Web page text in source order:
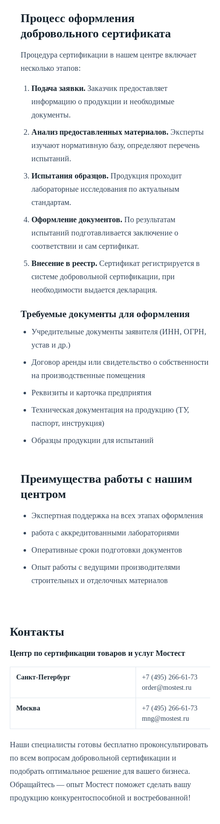
Процесс оформления
добровольного сертификата
Процедура сертификации в нашем центре включает
несколько этапов:
Подача заявки. Заказчик предоставляет
информацию о продукции и необходимые
документы.
Анализ предоставленных материалов. Эксперты
изучают нормативную базу, определяют перечень
испытаний.
Испытания образцов. Продукция проходит
лабораторные исследования по актуальным
стандартам.
Оформление документов. По результатам
испытаний подготавливается заключение о
соответствии и сам сертификат.
Внесение в реестр. Сертификат регистрируется в
системе добровольной сертификации, при
необходимости выдается декларация.
Требуемые документы для оформления
Учредительные документы заявителя (ИНН, ОГРН,
устав и др.)
Договор аренды или свидетельство о собственности
на производственные помещения
Реквизиты и карточка предприятия
Техническая документация на продукцию (ТУ,
паспорт, инструкция)
Образцы продукции для испытаний
Преимущества работы с нашим
центром
Экспертная поддержка на всех этапах оформления
работа с аккредитованными лабораториями
Оперативные сроки подготовки документов
Опыт работы с ведущими производителями
строительных и отделочных материалов
Контакты
Центр по сертификации товаров и услуг Мостест
Санкт-Петербург
+7 (495) 266-61-73
order@mostest.ru
Москва
+7 (495) 266-61-73
mng@mostest.ru
Наши специалисты готовы бесплатно проконсультировать
по всем вопросам добровольной сертификации и
подобрать оптимальное решение для вашего бизнеса.
Обращайтесь — опыт Мостест поможет сделать вашу
продукцию конкурентоспособной и востребованной!